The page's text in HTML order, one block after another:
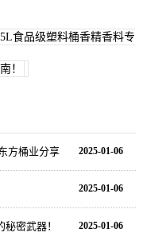
食品级塑料桶香精香料专
！
2025-01-06
方桶业分享
2025-01-06
2025-01-06
密武器！